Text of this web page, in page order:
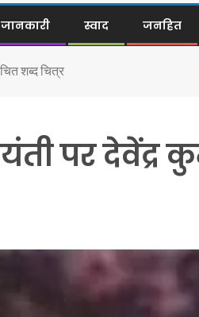
जानकारी स्वाद जनहित
शब्द चित्र
पर देवेंद्र